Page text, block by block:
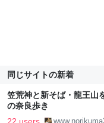
同じサイトの新着
笠荒神と新そば・龍
の奈良歩き